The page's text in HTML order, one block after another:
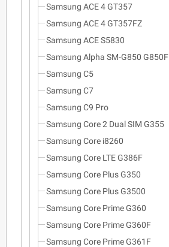
Samsung ACE 4 GT357
Samsung ACE 4 GT357FZ
Samsung ACE S5830
Samsung Alpha SM-G850 G850F
Samsung C5
Samsung C7
Samsung C9 Pro
Samsung Core 2 Dual SIM G355
Samsung Core i8260
Samsung Core LTE G386F
Samsung Core Plus G350
Samsung Core Plus G3500
Samsung Core Prime G360
Samsung Core Prime G360F
Samsung Core Prime G361F